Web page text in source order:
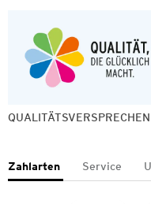
QUALITÄTSVERSPRECHEN
Zahlarten Service